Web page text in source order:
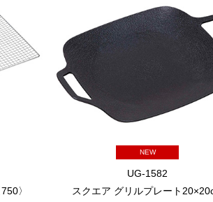
〉
NEW
UG-1582
スクエア グリルプレート